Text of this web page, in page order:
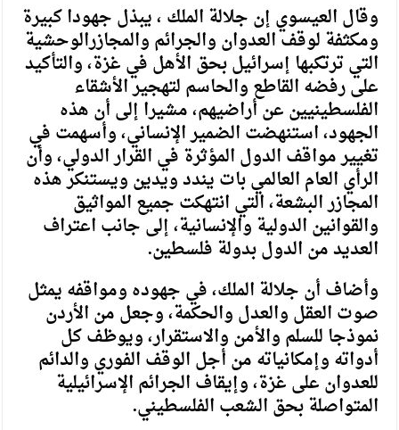
وقال العيسوي إن جلالة الملك ، يبذل جهودا كبيرة
ومكثفة لوقف العدوان والجرائم والمجازرالوحشية
التي ترتكبها إسرائيل بحق الأهل في غزة، والتأكيد
على رفضه القاطع والحاسم لتهجير الأشقاء
الفلسطينيين عن أراضيهم، مشيرا إلى أن هذه
الجهود، استنهضت الضمير الإنساني، وأسهمت في
تغيير مواقف الدول المؤثرة في القرار الدولي، وأن
الرأي العام العالمي بات يندد ويدين ويستنكر هذه
المجازر البشعة، التي انتهكت جميع المواثيق
والقوانين الدولية والإنسانية، إلى جانب اعتراف
العديد من الدول بدولة فلسطين.
وأضاف أن جلالة الملك، في جهوده ومواقفه يمثل
صوت العقل والعدل والحكمة، وجعل من الأردن
نموذجا للسلم والأمن والاستقرار، ويوظف كل
أدواته وإمكانياته من أجل الوقف الفوري والدائم
للعدوان على غزة، وإيقاف الجرائم الإسرائيلية
المتواصلة بحق الشعب الفلسطيني.